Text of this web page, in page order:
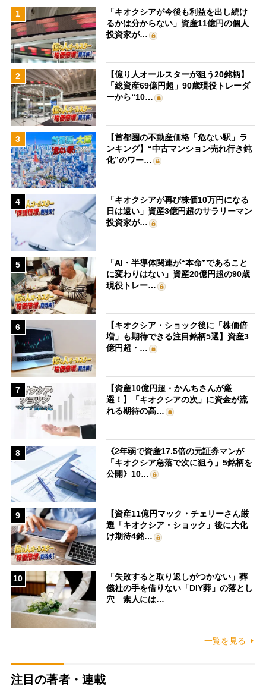
1
「キオクシアが今後も利益を出し続け
るかは分からない」資産11億円の個人
投資家が…
2
【億り人オールスターが狙う20銘柄】
「総資産69億円超」90歳現役トレーダ
ーから“10…
3
【首都圏の不動産価格「危ない駅」ラ
ンキング】“中古マンション売れ行き鈍
化”のワー…
4
「キオクシアが再び株価10万円になる
日は遠い」資産3億円超のサラリーマン
投資家が…
5
「AI・半導体関連が“本命”であること
に変わりはない」資産20億円超の90歳
現役トレー…
6
【キオクシア・ショック後に「株価倍
増」も期待できる注目銘柄5選】資産3
億円超・…
7
【資産10億円超・かんちさんが厳
選！】「キオクシアの次」に資金が流
れる期待の高…
8
《2年弱で資産17.5倍の元証券マンが
「キオクシア急落で次に狙う」5銘柄を
公開》10…
9
【資産11億円マック・チェリーさん厳
選「キオクシア・ショック」後に大化
け期待4銘…
10
「失敗すると取り返しがつかない」葬
儀社の手を借りない「DIY葬」の落とし
穴 素人には…
一覧を見る
注目の著者・連載